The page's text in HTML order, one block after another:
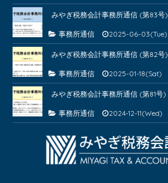
みやぎ税務会計事務所通信 (第83号)
事務所通信 2025-06-03(Tue)
みやぎ税務会計事務所通信 (第82号)
事務所通信 2025-01-18(Sat)
みやぎ税務会計事務所通信 (第81号)
事務所通信 2024-12-11(Wed)